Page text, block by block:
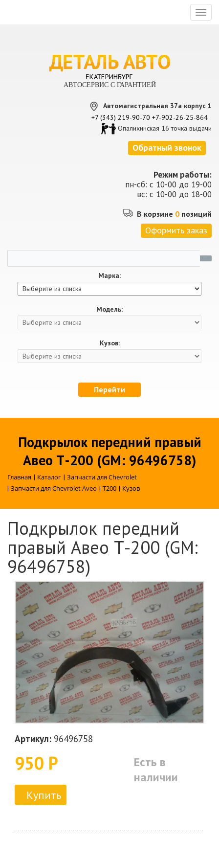
АВТОСЕРВИС С ГАРАНТИЕЙ
Автомагистральная 37а корпус 1
+7 (343) 219-90-70 +7-902-26-25-864
Опалихинская 16 точка выдачи
Обратный звонок
Режим работы:
пн-сб: с 10-00 до 19-00
вс: с 10-00 до 18-00
В корзине 0 позиций
Оформить заказ
Марка:
Модель:
Кузов:
Перейти
Подкрылок передний правый
Авео Т-200 (GM: 96496758)
Главная | Каталог | Запчасти для Chevrolet
| Запчасти для Chevrolet Aveo | T200 | Кузов
Подкрылок передний
правый Авео Т-200 (GM:
96496758)
Артикул: 96496758
950 Р
Есть в
наличии
Купить